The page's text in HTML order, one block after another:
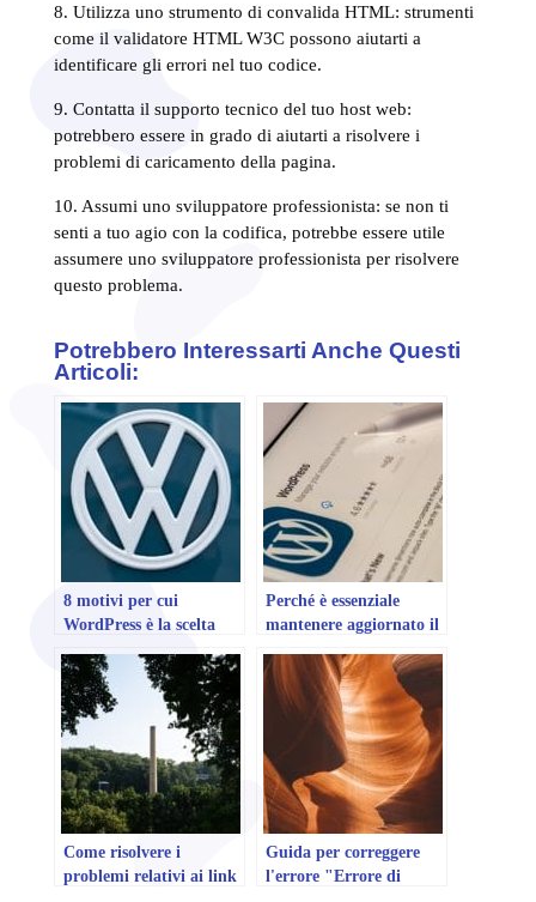
8. Utilizza uno strumento di convalida HTML: strumenti
come il validatore HTML W3C possono aiutarti a
identificare gli errori nel tuo codice.
9. Contatta il supporto tecnico del tuo host web:
potrebbero essere in grado di aiutarti a risolvere i
problemi di caricamento della pagina.
10. Assumi uno sviluppatore professionista: se non ti
senti a tuo agio con la codifica, potrebbe essere utile
assumere uno sviluppatore professionista per risolvere
questo problema.
Potrebbero Interessarti Anche Questi
Articoli:
8 motivi per cui
WordPress è la scelta
migliore CMS per il tuo
sito web
Perché è essenziale
mantenere aggiornato il
Come risolvere i
problemi relativi ai link
Guida per correggere
l'errore "Errore di